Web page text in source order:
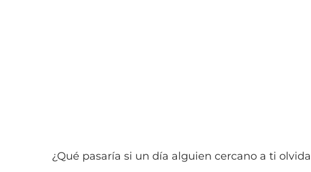
¿Qué pasaría si un día alguien cercano a ti